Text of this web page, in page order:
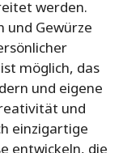
werden.
und Gewürze
möglich, das
und eigene
und
einzigartige
entwickeln, die